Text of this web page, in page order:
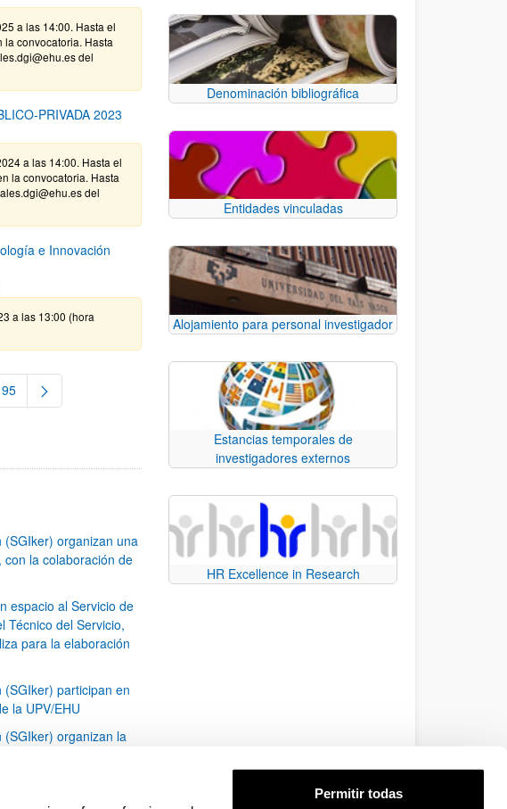
Permitir todas
a las 14:00. Hasta el
convocatoria. Hasta
del
PRIVADA 2023
a las 14:00. Hasta el
la convocatoria. Hasta
del
e Innovación
a las 13:00 (hora
desplazarse.
intermedias Use TAB para desplazarse.
Página
95
organizan una
la colaboración de
espacio al Servicio de
Técnico del Servicio,
para la elaboración
participan en
la UPV/EHU
organizan la
Denominación bibliográfica
Entidades vinculadas
Alojamiento para personal investigador
Estancias temporales de
investigadores externos
HR Excellence in Research